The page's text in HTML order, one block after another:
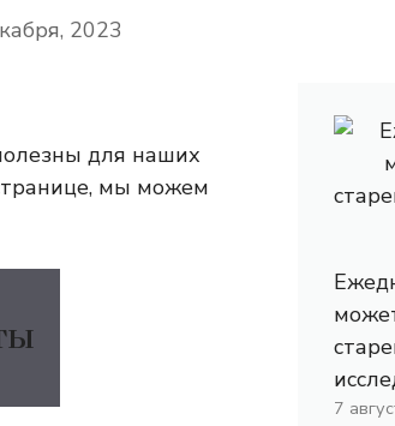
2023
для наших
мы можем
7